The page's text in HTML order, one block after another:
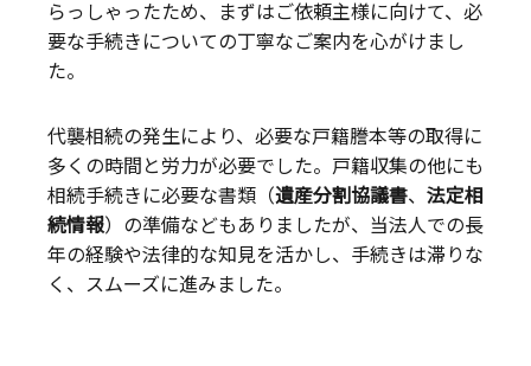
らっしゃったため、まずはご依頼主様に向けて、必
要な手続きについての丁寧なご案内を心がけまし
た。
代襲相続の発生により、必要な戸籍謄本等の取得に
多くの時間と労力が必要でした。戸籍収集の他にも
相続手続きに必要な書類（遺産分割協議書、 法定相
続情報）の準備などもありましたが、当法人での長
年の経験や法律的な知見を活かし、手続きは滞りな
く、スムーズに進みました。